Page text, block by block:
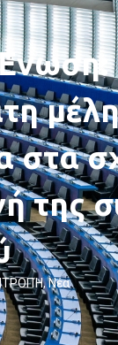
στα
της
,Νέα